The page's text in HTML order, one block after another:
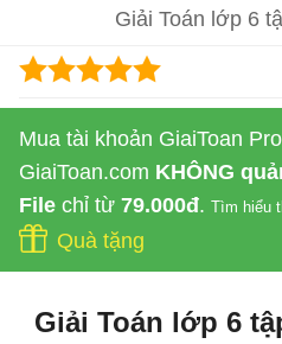
Giải Toán lớp 6
Mua tài khoản GiaiToan
GiaiToan.com KHÔNG
File chỉ từ 79.000đ. Tìm hiểu
Quà tặng
Giải Toán lớp 6